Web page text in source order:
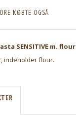
KØBTE OGSÅ
SENSITIVE m. flour
indeholder flour.